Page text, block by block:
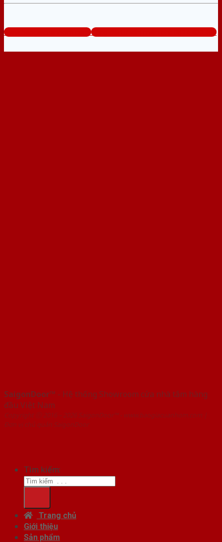
www.baogiacuanhom.com Tổng đài tư vấn miễn phí: 0824.400.400
SaigonDoor™ - Hệ thống Showroom cửa nhà tắm hàng
đầu Việt Nam
Copyright ⓒ 2016 – 2026 SaigonDoor™ - www.baogiacuanhom.com |
Đơn vị chủ quản SaigonDoor
Tìm kiếm:
Trang chủ
Giới thiệu
Sản phẩm